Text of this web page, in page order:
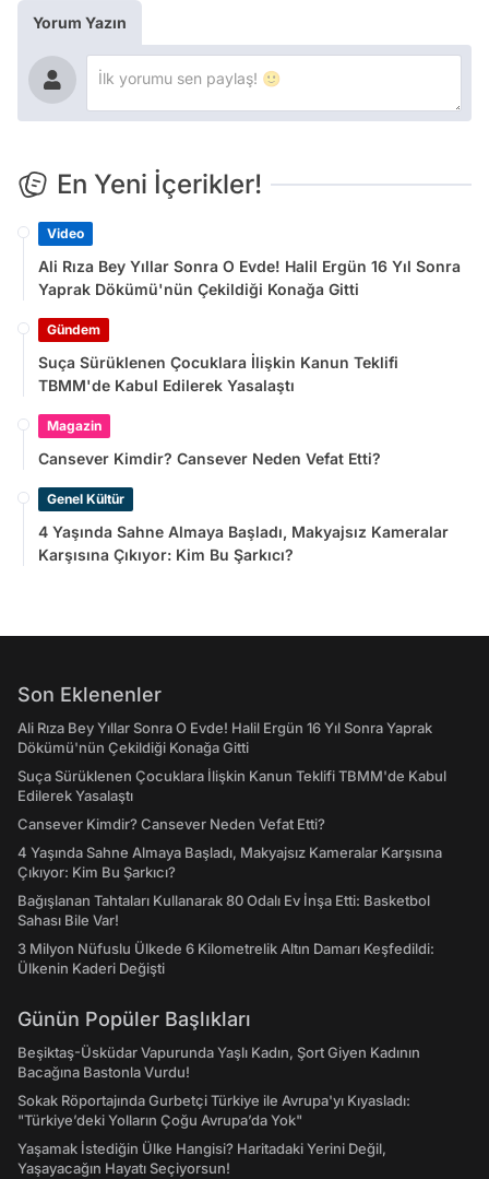
Yorum Yazın
En Yeni İçerikler!
Video
Ali Rıza Bey Yıllar Sonra O Evde! Halil Ergün 16 Yıl Sonra
Yaprak Dökümü'nün Çekildiği Konağa Gitti
Gündem
Suça Sürüklenen Çocuklara İlişkin Kanun Teklifi
TBMM'de Kabul Edilerek Yasalaştı
Magazin
Cansever Kimdir? Cansever Neden Vefat Etti?
Genel Kültür
4 Yaşında Sahne Almaya Başladı, Makyajsız Kameralar
Karşısına Çıkıyor: Kim Bu Şarkıcı?
Son Eklenenler
Ali Rıza Bey Yıllar Sonra O Evde! Halil Ergün 16 Yıl Sonra Yaprak
Dökümü'nün Çekildiği Konağa Gitti
Suça Sürüklenen Çocuklara İlişkin Kanun Teklifi TBMM'de Kabul
Edilerek Yasalaştı
Cansever Kimdir? Cansever Neden Vefat Etti?
4 Yaşında Sahne Almaya Başladı, Makyajsız Kameralar Karşısına
Çıkıyor: Kim Bu Şarkıcı?
Bağışlanan Tahtaları Kullanarak 80 Odalı Ev İnşa Etti: Basketbol
Sahası Bile Var!
3 Milyon Nüfuslu Ülkede 6 Kilometrelik Altın Damarı Keşfedildi:
Ülkenin Kaderi Değişti
Günün Popüler Başlıkları
Beşiktaş-Üsküdar Vapurunda Yaşlı Kadın, Şort Giyen Kadının
Bacağına Bastonla Vurdu!
Sokak Röportajında Gurbetçi Türkiye ile Avrupa'yı Kıyasladı:
"Türkiye’deki Yolların Çoğu Avrupa’da Yok"
Yaşamak İstediğin Ülke Hangisi? Haritadaki Yerini Değil,
Yaşayacağın Hayatı Seçiyorsun!